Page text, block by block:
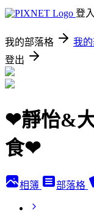
登入
我的部落格 我
登出
❤靜怡&
食❤
相簿 部落格